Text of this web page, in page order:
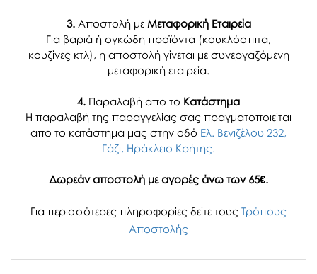
3. Αποστολή μεΜεταφορική Εταιρεία
Για βαριά ή ογκώδη προϊόντα (κουκλόσπιτα,
κουζίνες κτλ), η αποστολή γίνεται με συνεργαζόμενη
μεταφορική εταιρεία.
4. Παραλαβή απο το Κατάστημα
H παραλαβή της παραγγελίας σας πραγματοποιείται
απο το κατάστημα μας στην οδό Ελ. Βενιζέλου 232,
Γάζι, Ηράκλειο Κρήτης.
Δωρεάν αποστολή με αγορές άνω των 65€.
Για περισσότερες πληροφορίες δείτε τους Τρόπους
Αποστολής